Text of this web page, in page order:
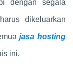
dengan segala
dikeluarkan
jasa hosting
ini.